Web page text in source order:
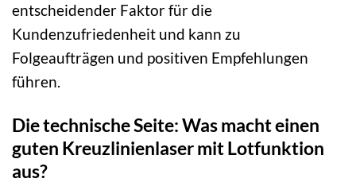
entscheidender Faktor für die
Kundenzufriedenheit und kann zu
Folgeaufträgen und positiven Empfehlungen
führen.
Die technische Seite: Was macht einen
guten Kreuzlinienlaser mit Lotfunktion
aus?